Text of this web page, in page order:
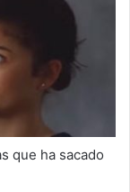
que ha sacado